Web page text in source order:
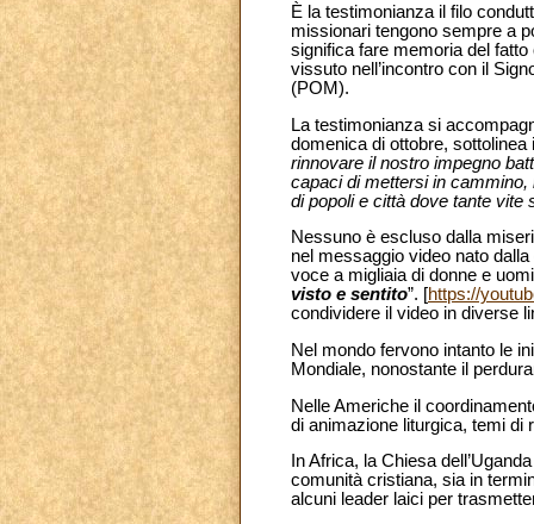
È la testimonianza il filo
missionari tengono sempre a
significa fare memoria del
vissuto nell’incontro con il
(POM).
La testimonianza si
domenica di ottobre, sottolinea
rinnovare il nostro impegno
capaci di mettersi in cammino,
di popoli e città dove tante vite
Nessuno è escluso dalla
nel messaggio video nato
voce a migliaia di donne e
visto e sentito”. [https://
condividere il video in diverse
Nel mondo fervono intanto le
Mondiale, nonostante il
Nelle Americhe il
di animazione liturgica, temi di
In Africa, la Chiesa
comunità cristiana, sia in
alcuni leader laici per